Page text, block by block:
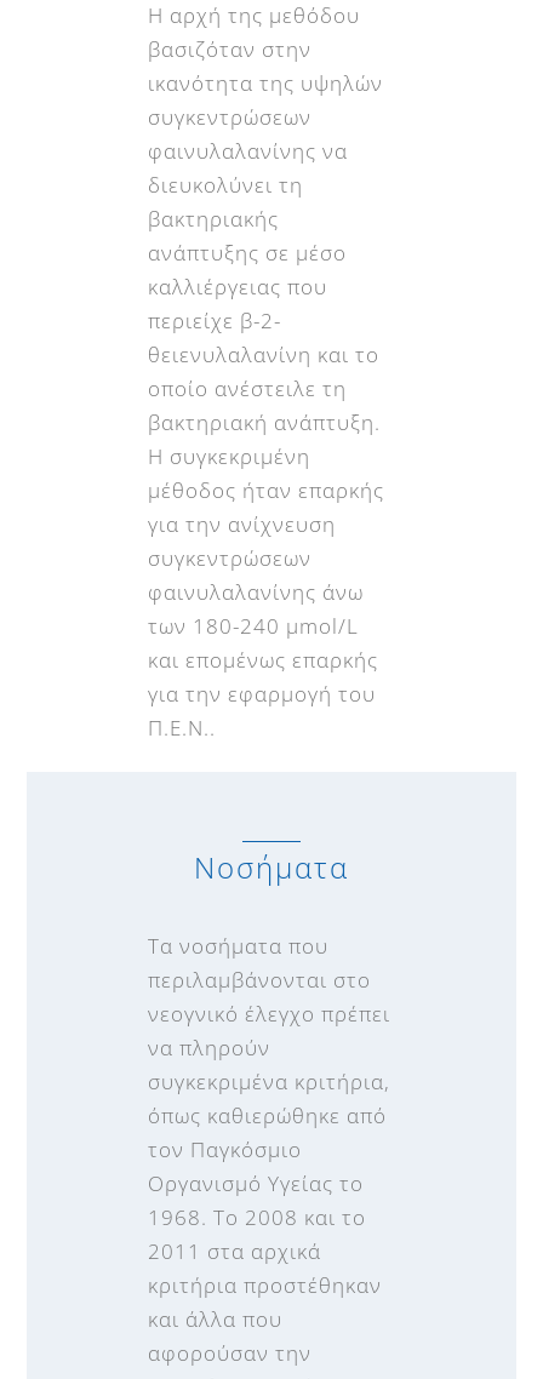
Η αρχή της μεθόδου
βασιζόταν στην
ικανότητα της υψηλών
συγκεντρώσεων
φαινυλαλανίνης να
διευκολύνει τη
βακτηριακής
ανάπτυξης σε μέσο
καλλιέργειας που
περιείχε β-2-
θειενυλαλανίνη και το
οποίο ανέστειλε τη
βακτηριακή ανάπτυξη.
Η συγκεκριμένη
μέθοδος ήταν επαρκής
για την ανίχνευση
συγκεντρώσεων
φαινυλαλανίνης άνω
των 180-240 μmol/L
και επομένως επαρκής
για την εφαρμογή του
Π.Ε.Ν..
Νοσήματα
Τα νοσήματα που
περιλαμβάνονται στο
νεογνικό έλεγχο πρέπει
να πληρούν
συγκεκριμένα κριτήρια,
όπως καθιερώθηκε από
τον Παγκόσμιο
Οργανισμό Υγείας το
1968. Το 2008 και το
2011 στα αρχικά
κριτήρια προστέθηκαν
και άλλα που
αφορούσαν την